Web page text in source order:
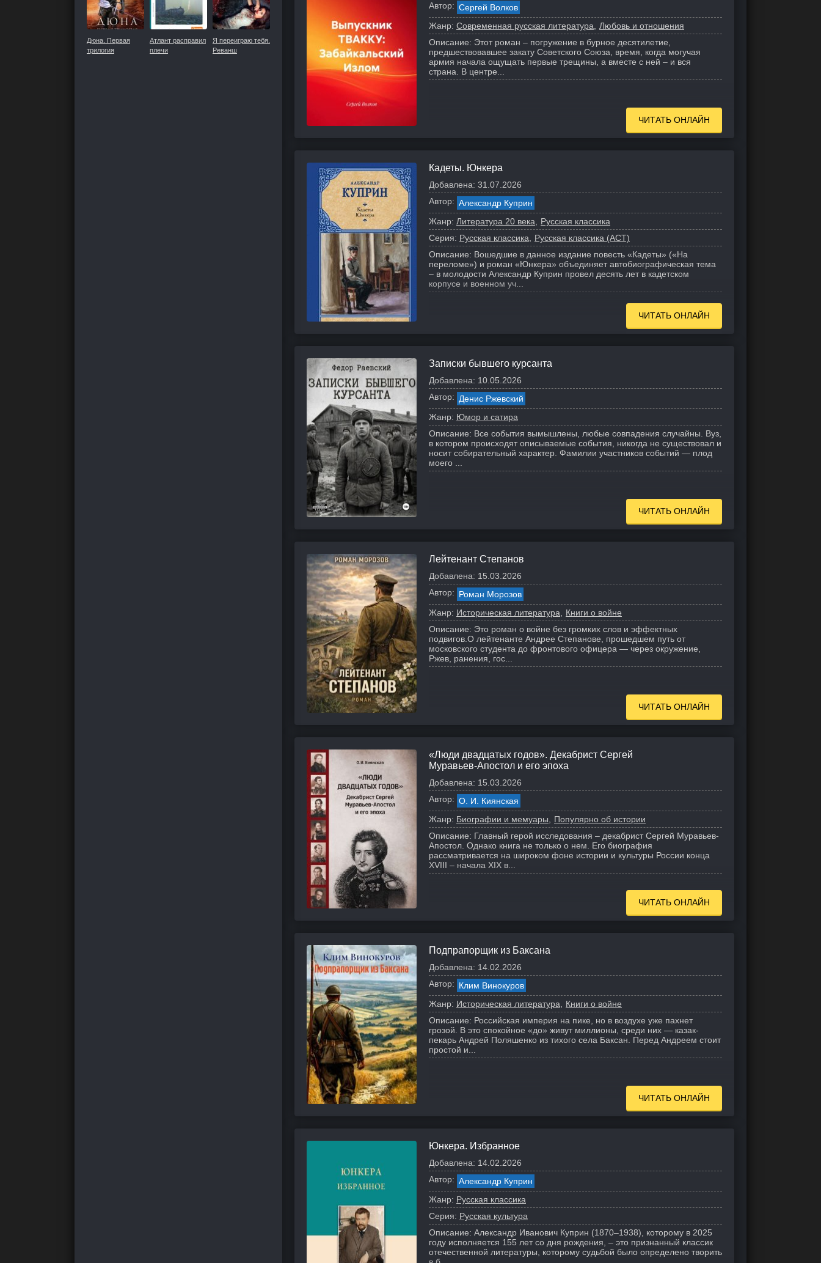
Автор: Сергей Волков
Жанр: Современная русская литература
Любовь и отношения
Описание: Этот роман – погружение в бурное десятилетие,
предшествовавшее закату Советского Союза, время, когда могучая
армия начала ощущать первые трещины, а вместе с ней – и вся
страна. В центре...
ЧИТАТЬ ОНЛАЙН
Кадеты. Юнкера
Добавлена: 31.07.2026
Автор: Александр Куприн
Жанр: Литература 20 века
Русская классика
Серия: Русская классика
Русская классика (АСТ)
Описание: Вошедшие в данное издание повесть «Кадеты» («На
переломе») и роман «Юнкера» объединяет автобиографическая тема
– в молодости Александр Куприн провел десять лет в кадетском
корпусе и военном уч...
ЧИТАТЬ ОНЛАЙН
Записки бывшего курсанта
Добавлена: 10.05.2026
Автор: Денис Ржевский
Жанр: Юмор и сатира
Описание: Все события вымышлены, любые совпадения случайны. Вуз,
в котором происходят описываемые события, никогда не существовал и
носит собирательный характер. Фамилии участников событий — плод
моего ...
ЧИТАТЬ ОНЛАЙН
Лейтенант Степанов
Добавлена: 15.03.2026
Автор: Роман Морозов
Жанр: Историческая литература
Книги о войне
Описание: Это роман о войне без громких слов и эффектных
подвигов. О лейтенанте Андрее Степанове, прошедшем путь от
московского студента до фронтового офицера — через окружение,
Ржев, ранения, гос...
ЧИТАТЬ ОНЛАЙН
«Люди двадцатых годов». Декабрист Сергей
Муравьев-Апостол и его эпоха
Добавлена: 15.03.2026
Автор: О. И. Киянская
Жанр: Биографии и мемуары
Популярно об истории
Описание: Главный герой исследования – декабрист Сергей Муравьев-
Апостол. Однако книга не только о нем. Его биография
рассматривается на широком фоне истории и культуры России конца
XVIII – начала XIX в...
ЧИТАТЬ ОНЛАЙН
Подпрапорщик из Баксана
Добавлена: 14.02.2026
Автор: Клим Винокуров
Жанр: Историческая литература
Книги о войне
Описание: Российская империя на пике, но в воздухе уже пахнет
грозой. В это спокойное «до» живут миллионы, среди них — казак-
пекарь Андрей Поляшенко из тихого села Баксан. Перед Андреем стоит
простой и...
ЧИТАТЬ ОНЛАЙН
Юнкера. Избранное
Добавлена: 14.02.2026
Автор: Александр Куприн
Жанр: Русская классика
Серия: Русская культура
Описание: Александр Иванович Куприн (1870–1938), которому в 2025
году исполняется 155 лет со дня рождения, – это признанный классик
отечественной литературы, которому судьбой было определено творить
Дюна. Первая
трилогия
Атлант расправил
плечи
Я переиграю тебя.
Реванш